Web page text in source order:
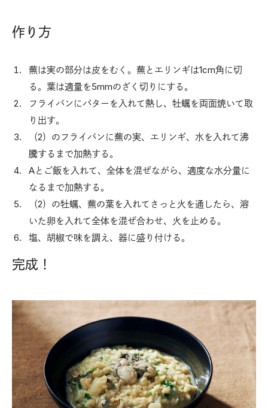
作り方
蕪は実の部分は皮をむく。蕪とエリンギは1cm角に切
る。葉は適量を5mmのざく切りにする。
フライパンにバターを入れて熱し、牡蠣を両面焼いて取
り出す。
（2）のフライパンに蕪の実、エリンギ、水を入れて沸
騰するまで加熱する。
Aとご飯を入れて、全体を混ぜながら、適度な水分量に
なるまで加熱する。
（2）の牡蠣、蕪の葉を入れてさっと火を通したら、溶
いた卵を入れて全体を混ぜ合わせ、火を止める。
塩、胡椒で味を調え、器に盛り付ける。
完成！